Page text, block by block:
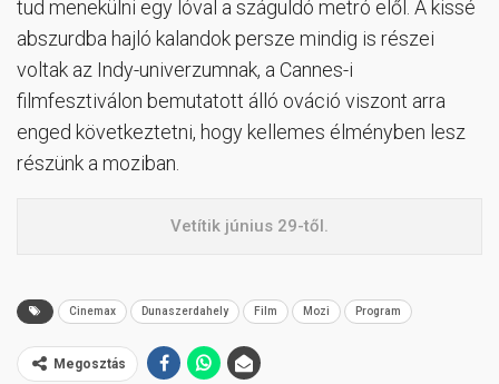
tud menekülni egy lóval a száguldó metró elől. A kissé
abszurdba hajló kalandok persze mindig is részei
voltak az Indy-univerzumnak, a Cannes-i
filmfesztiválon bemutatott álló ováció viszont arra
enged következtetni, hogy kellemes élményben lesz
részünk a moziban.
Vetítik június 29-től.
Cinemax Dunaszerdahely Film Mozi Program
Megosztás